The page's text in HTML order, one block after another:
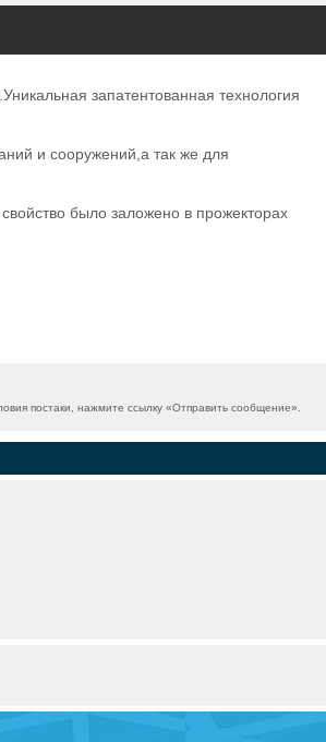
запатентованная технология
и сооружений,а так же для
было заложено в прожекторах
постаки, нажмите ссылку «Отправить сообщение».